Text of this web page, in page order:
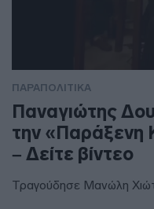
ΠΑΡΑΠΟΛΙΤΙΚΑ
Παναγιώτης
την «Παράξενη
– Δείτε βίντεο
Τραγούδησε Μανώλη